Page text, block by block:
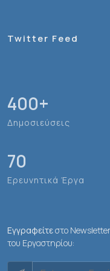
Twitter Feed
400+
Δημοσιεύσεις
70
Ερευνητικά Έργα
Εγγραφείτεστο Newsletter
του Εργαστηρίου: